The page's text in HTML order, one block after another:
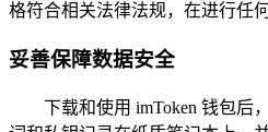
格符合相关法律法规，在进行任
妥善保障数据安全
下载和使用 imToken 钱包后